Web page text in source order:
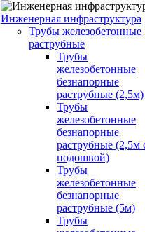
Инженерная инфраструктура
Трубы железобетонные
раструбные
Трубы
железобетонные
безнапорные
раструбные (2,5м)
Трубы
железобетонные
безнапорные
раструбные (2,5м
подошвой)
Трубы
железобетонные
безнапорные
раструбные (5м)
Трубы